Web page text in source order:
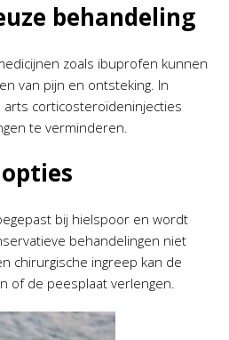
behandeling
zoals ibuprofen kunnen
van pijn en ontsteking. In
arts corticosteroïdeninjecties
te verminderen.
bij hielspoor en wordt
behandelingen niet
chirurgische ingreep kan de
of de peesplaat verlengen.